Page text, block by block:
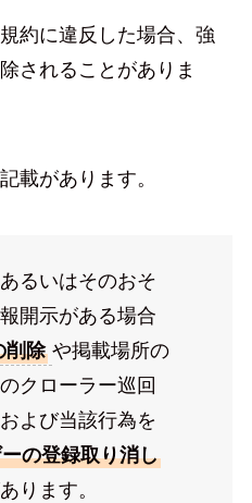
約に違反した場合、強
されることがありま
載があります。
るいはそのおそ
開示がある場合
削除 や掲載場所の
クローラー巡回
よび当該行為を
の登録取り消し
ります。